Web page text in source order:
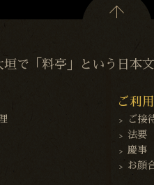
垣で「料亭」という日本
ご利
ご接
法要
慶事
お顔